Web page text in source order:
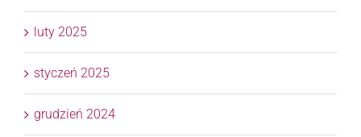
luty 2025
styczeń 2025
grudzień 2024